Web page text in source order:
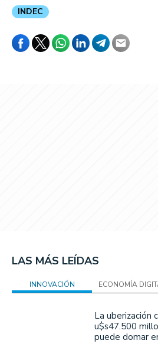
INDEC
LAS MÁS LEÍDAS
INNOVACIÓN ECONOMÍA
La uberización
u$s47.500
puede domar